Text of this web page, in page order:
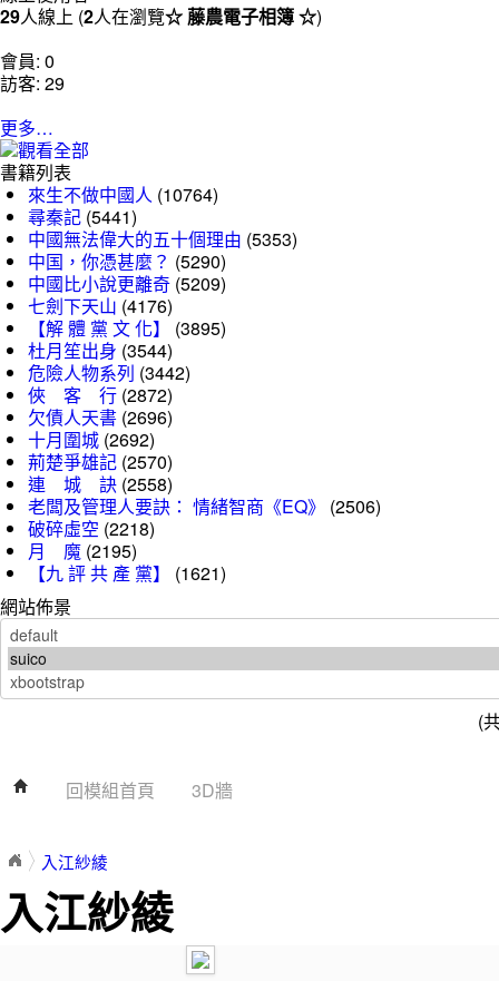
29人線上 (2人在瀏覽☆ 藤農電子相簿 ☆)
會員: 0
訪客: 29
更多…
書籍列表
來生不做中國人 (10764)
尋秦記 (5441)
中國無法偉大的五十個理由 (5353)
中国，你憑甚麼？ (5290)
中國比小說更離奇 (5209)
七劍下天山 (4176)
【解 體 黨 文 化】
(3895)
杜月笙出身 (3544)
危險人物系列 (3442)
俠 客 行 (2872)
欠債人天書 (2696)
十月圍城 (2692)
荊楚爭雄記 (2570)
連 城 訣 (2558)
老闆及管理人要訣： 情緒智商《EQ》 (2506)
破碎虛空 (2218)
月 魔 (2195)
【九 評 共 產 黨】
(1621)
網站佈景
(
回模組首頁 3D牆
入江紗綾
入江紗綾